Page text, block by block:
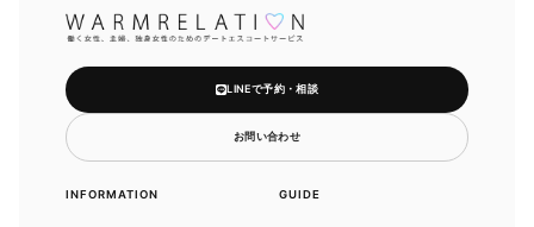
LINEで予約・相談
お問い合わせ
INFORMATION GUIDE